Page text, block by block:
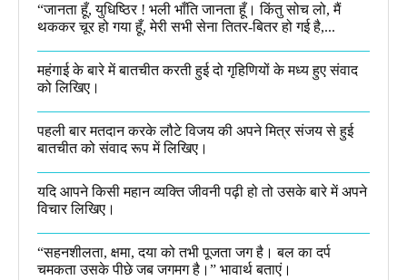
“जानता हूँ, युधिष्ठिर ! भली भाँति जानता हूँ। किंतु सोच लो, मैं
थककर चूर हो गया हूँ, मेरी सभी सेना तितर-बितर हो गई है,...
महंगाई के बारे में बातचीत करती हुई दो गृहिणियों के मध्य हुए संवाद
को लिखिए।
पहली बार मतदान करके लौटे विजय की अपने मित्र संजय से हुई
बातचीत को संवाद रूप में लिखिए।
यदि आपने किसी महान व्यक्ति जीवनी पढ़ी हो तो उसके बारे में अपने
विचार लिखिए।
“सहनशीलता, क्षमा, दया को तभी पूजता जग है। बल का दर्प
चमकता उसके पीछे जब जगमग है।”​ भावार्थ बताएं।